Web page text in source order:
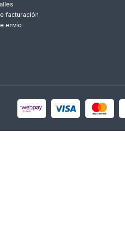
facturación
envío